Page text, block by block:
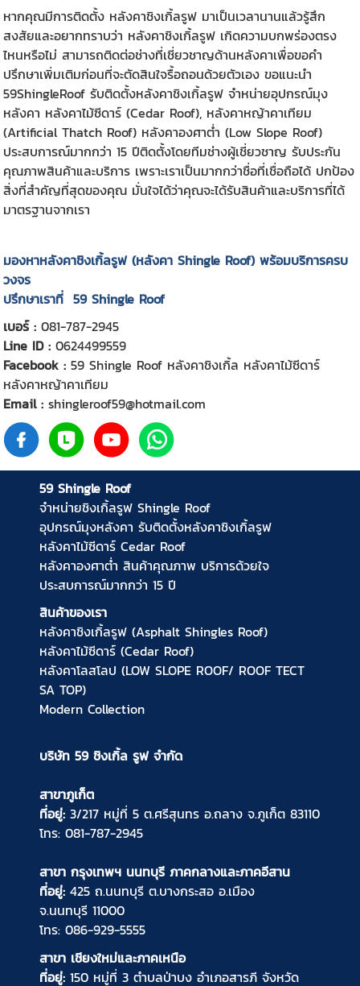
หากคุณมีการติดตั้ง หลังคาชิงเกิ้ลรูฟ มาเป็นเวลานานแล้วรู้สึก
สงสัยและอยากทราบว่า หลังคาชิงเกิ้ลรูฟ เกิดความบกพร่องตรง
ไหนหรือไม่ สามารถติดต่อช่างที่เชี่ยวชาญด้านหลังคาเพื่อขอคำ
ปรึกษาเพิ่มเติมก่อนที่จะตัดสินใจรื้อถอนด้วยตัวเอง ขอแนะนำ
59ShingleRoof รับติดตั้งหลังคาชิงเกิ้ลรูฟ จำหน่ายอุปกรณ์มุง
หลังคา หลังคาไม้ซีดาร์ (Cedar Roof), หลังคาหญ้าคาเทียม
(Artificial Thatch Roof) หลังคาองศาต่ำ (Low Slope Roof)
ประสบการณ์มากกว่า 15 ปีติดตั้งโดยทีมช่างผู้เชี่ยวชาญ รับประกัน
คุณภาพสินค้าและบริการ เพราะเราเป็นมากกว่าชื่อที่เชื่อถือได้ ปกป้อง
สิ่งที่สำคัญที่สุดของคุณ มั่นใจได้ว่าคุณจะได้รับสินค้าและบริการที่ได้
มาตรฐานจากเรา
มองหาหลังคาชิงเกิ้ลรูฟ(หลังคา Shingle Roof) พร้อมบริการครบ
วงจร
ปรึกษาเราที่59 Shingle Roof
เบอร์ :081-787-2945
Line ID : 0624499559
Facebook : 59 Shingle Roof หลังคาชิงเกิ้ล หลังคาไม้ซีดาร์
หลังคาหญ้าคาเทียม
Email : shingleroof59@hotmail.com
59 Shingle Roof
จำหน่ายชิงเกิ้ลรูฟ Shingle Roof
อุปกรณ์มุงหลังคา รับติดตั้งหลังคาชิงเกิ้ลรูฟ
หลังคาไม้ซีดาร์ Cedar Roof
หลังคาองศาต่ำ สินค้าคุณภาพ บริการด้วยใจ
ประสบการณ์มากกว่า 15 ปี
สินค้าของเรา
หลังคาชิงเกิ้ลรูฟ (Asphalt Shingles Roof)
หลังคาไม้ซีดาร์ (Cedar Roof)
หลังคาโลสโลป (LOW SLOPE ROOF/ ROOF TECT
SA TOP)
Modern Collection
บริษัท 59 ชิงเกิ้ล รูฟ จำกัด
สาขาภูเก็ต
ที่อยู่: 3/217 หมู่ที่ 5 ต.ศรีสุนทร อ.ถลาง จ.ภูเก็ต 83110
โทร: 081-787-2945
สาขา กรุงเทพฯ นนทบุรี ภาคกลางและภาคอีสาน
ที่อยู่: 425 ถ.นนทบุรี ต.บางกระสอ อ.เมือง
จ.นนทบุรี 11000
โทร: 086-929-5555
สาขา เชียงใหม่และภาคเหนือ
ที่อยู่: 150 หมู่ที่ 3 ตำบลป่าบง อำเภอสารภี จังหวัด